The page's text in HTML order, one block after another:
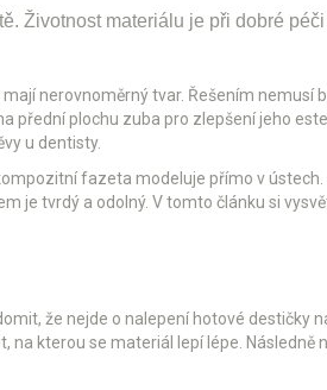
Životnost materiálu je při dobré
nerovnoměrný tvar. Řešením nemusí
přední plochu zuba pro zlepšení jeho
u dentisty.
fazeta modeluje přímo v
je tvrdý a odolný. V tomto článku si
že nejde o nalepení hotové destičky
kterou se materiál lepí lépe. Následně